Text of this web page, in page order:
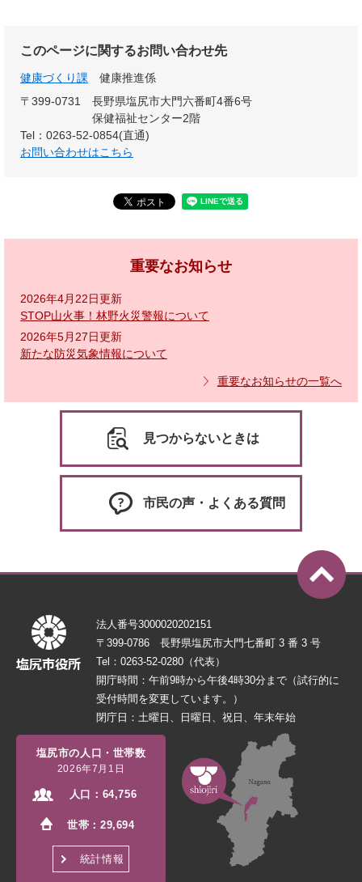
このページに関するお問い合わせ先
健康づくり課
健康推進係
〒399-0731
長野県塩尻市大門六番町4番6号
保健福祉センター2階
Tel：0263-52-0854(直通)
お問い合わせはこちら
重要なお知らせ
2026年4月22日更新
STOP山火事！林野火災警報について
2026年5月27日更新
新たな防災気象情報について
重要なお知らせの一覧へ
見つからないときは
市民の声・よくある質問
法人番号3000020202151
〒399-0786 長野県塩尻市大門七番町 3 番 3 号
Tel：0263-52-0280（代表）
開庁時間：午前9時から午後4時30分まで（試行的に
受付時間を変更しています。）
閉庁日：土曜日、日曜日、祝日、年末年始
塩尻市の人口・世帯数
2026年7月1日
人口： 64,756
世帯：29,694
統計情報